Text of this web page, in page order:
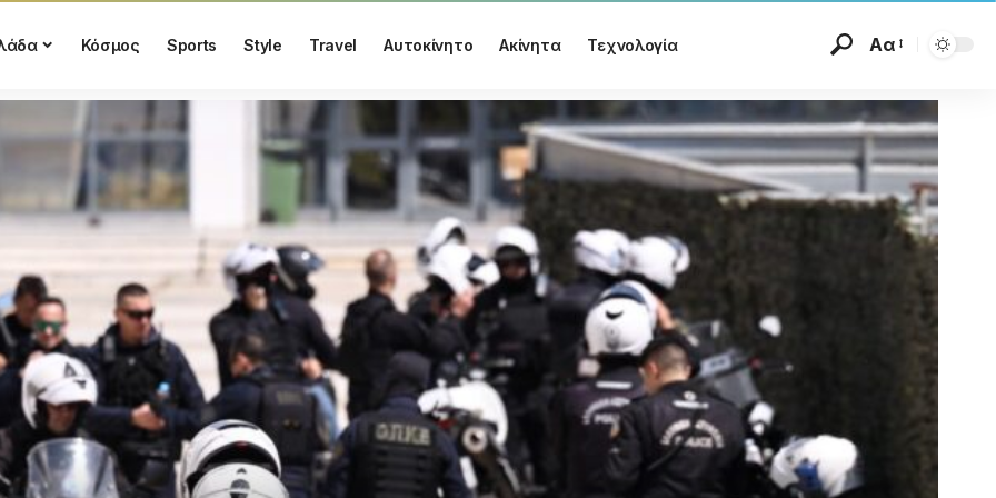
Κόσμος Sports Style Travel Αυτοκίνητο Ακίνητα Τεχνολογία Αα